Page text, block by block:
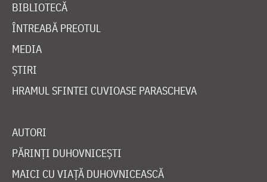
BIBLIOTECĂ
ÎNTREABĂ PREOTUL
MEDIA
ȘTIRI
HRAMUL SFINTEI CUVIOASE PARASCHEVA
AUTORI
PĂRINȚI DUHOVNICEȘTI
MAICI CU VIAȚĂ DUHOVNICEASCĂ